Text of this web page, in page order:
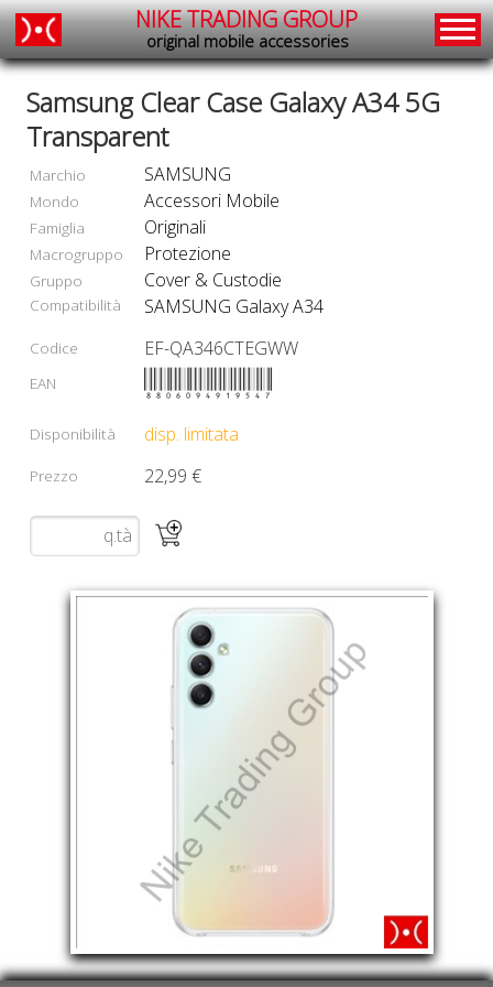
NIKE TRADING GROUP
original mobile accessories
Samsung Clear Case Galaxy A34 5G
Transparent
Marchio SAMSUNG
Mondo Accessori Mobile
Famiglia Originali
Macrogruppo Protezione
Gruppo Cover & Custodie
Compatibilità SAMSUNG Galaxy A34
Codice EF-QA346CTEGWW
EAN 8806094919547
Disponibilità disp. limitata
Prezzo 22,99 €